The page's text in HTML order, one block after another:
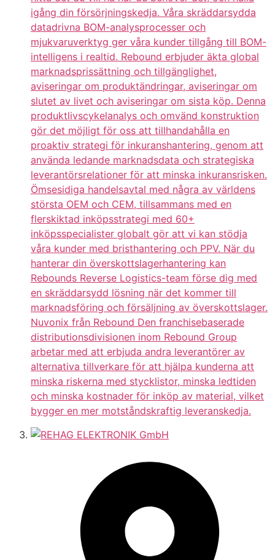
igång din försörjningskedja. Våra skräddarsydda
datadrivna BOM-analysprocesser och
mjukvaruverktyg ger våra kunder tillgång till BOM-
intelligens i realtid. Rebound erbjuder äkta global
marknadsprissättning och tillgänglighet,
aviseringar om produktändringar, aviseringar om
slutet av livet och aviseringar om sista köp. Denna
produktlivscykelanalys och omvänd konstruktion
gör det möjligt för oss att tillhandahålla en
proaktiv strategi för inkuranshantering, genom att
använda ledande marknadsdata och strategiska
leverantörsrelationer för att minska inkuransrisken.
Ömsesidiga handelsavtal med några av världens
största OEM och CEM, tillsammans med en
flerskiktad inköpsstrategi med 60+
inköpsspecialister globalt gör att vi kan stödja
våra kunder med bristhantering och PPV. När du
hanterar din överskottslagerhantering kan
Rebounds Reverse Logistics-team förse dig med
en skräddarsydd lösning när det kommer till
marknadsföring och försäljning av överskottslager.
Nuvonix från Rebound Den franchisebaserade
distributionsdivisionen inom Rebound Group
arbetar med att erbjuda andra leverantörer av
alternativa tillverkare för att hjälpa kunderna att
minska riskerna med stycklistor, minska ledtiden
och minska kostnader för inköp av material, vilket
bygger en mer motståndskraftig leveranskedja.